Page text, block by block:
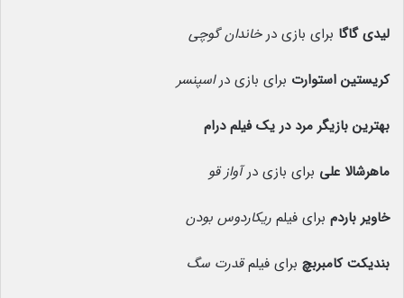
لیدی گاگا برای بازی درخاندان گوچی
کریستین استوارت برای بازی دراسپنسر
بهترین بازیگر مرد در یک فیلم درام
ماهرشالا علی برای بازی درآواز قو
خاویر باردم برای فیلم ریکاردوس بودن
بندیکت کامبربچ برای فیلمقدرت سگ